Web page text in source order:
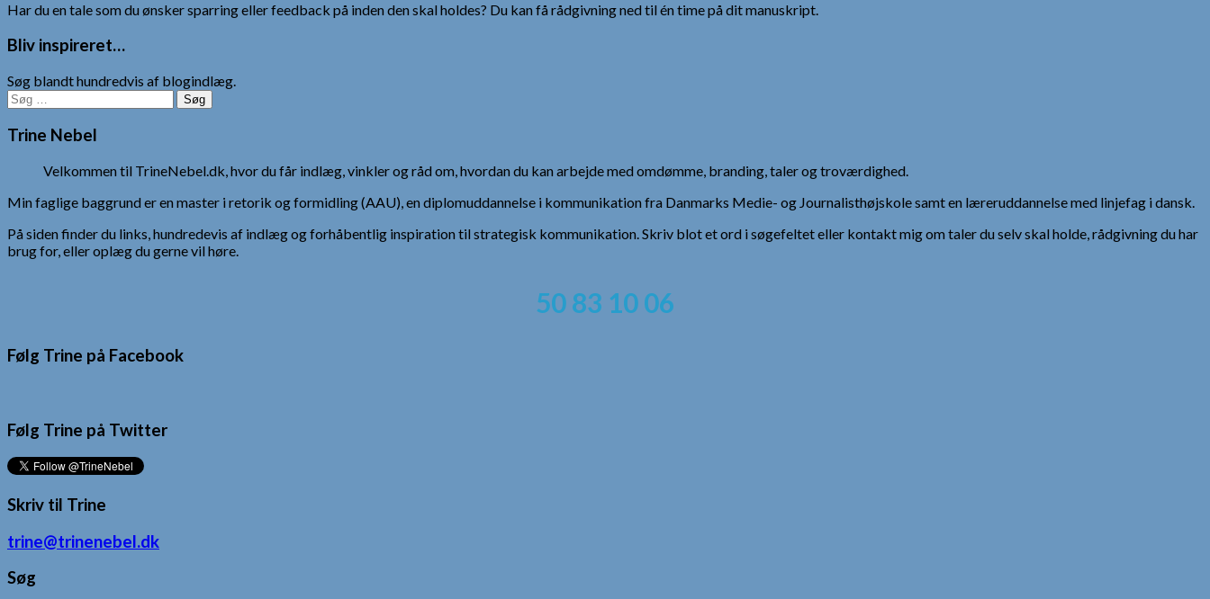
Har du en tale som du ønsker sparring eller feedback på inden den skal holdes? Du kan få rådgivning ned til én time på dit manuskript.
Bliv inspireret…
Søg blandt hundredvis af blogindlæg.
Søg
efter:
Trine Nebel
Velkommen til TrineNebel.dk, hvor du får indlæg, vinkler og råd om, hvordan du kan arbejde med omdømme, branding, taler og troværdighed.
Min faglige baggrund er en master i retorik og formidling (AAU), en diplomuddannelse i kommunikation fra Danmarks Medie- og Journalisthøjskole samt en læreruddannelse med linjefag i dansk.
På siden finder du links, hundredevis af indlæg og forhåbentlig inspiration til strategisk kommunikation. Skriv blot et ord i søgefeltet eller kontakt mig om taler du selv skal holde, rådgivning du har
brug for, eller oplæg du gerne vil høre.
50 83 10 06
Følg Trine på Facebook
Følg Trine på Twitter
Skriv til Trine
trine@trinenebel.dk
Søg